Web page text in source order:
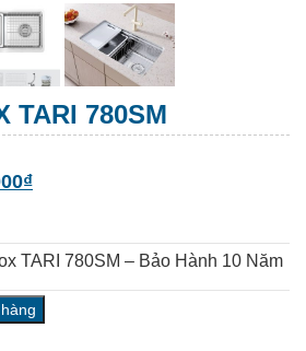
TARI 780SM
₫
TARI 780SM – Bảo Hành 10 Năm